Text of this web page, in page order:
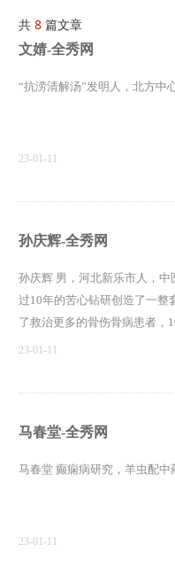
共 8 篇文章
文婧-全秀网
“抗涝清解汤”发明人，北方中
23-01-11
孙庆辉-全秀网
孙庆辉 男，河北新乐市人，
过10年的苦心钻研创造了一整
了救治更多的骨伤骨病患者，
23-01-11
马春堂-全秀网
马春堂 癫痫病研究，羊虫配中
23-01-11